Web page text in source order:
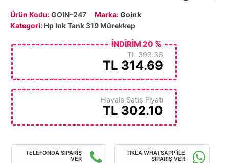
Ürün Kodu:GOIN-247 Marka:Goink
Kategori: Hp Ink Tank 319 Mürekkep
393.36 TL
314.69
% 20 İNDİRİM
Havale Satış Fiyatı
302.10
TELEFONDA SİPARİŞ
VER
TIKLA WHATSAPP İLE
SİPARİŞ VER